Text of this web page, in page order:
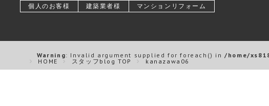
個人のお客様 建築業者様 マンションリフォーム
Warning: Invalid argument supplied for foreach() in/home/
HOME
スタッフblog TOP kanazawa06